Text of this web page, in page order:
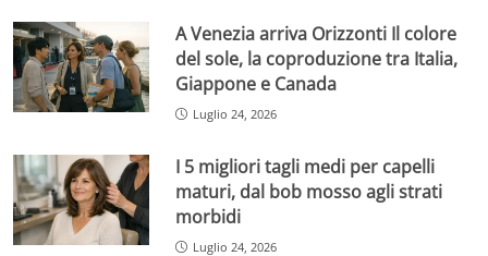
A Venezia arriva Orizzonti Il colore
del sole, la coproduzione tra Italia,
Giappone e Canada
Luglio 24, 2026
I 5 migliori tagli medi per capelli
maturi, dal bob mosso agli strati
morbidi
Luglio 24, 2026